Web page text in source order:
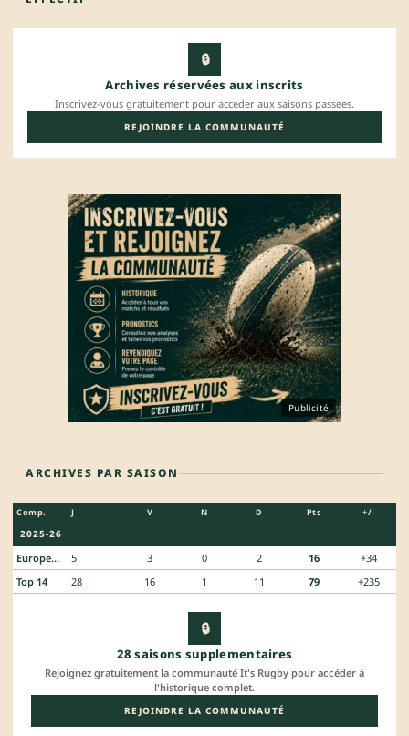
🔒
Archives réservées aux inscrits
Inscrivez-vous gratuitement pour acceder aux saisons passees.
REJOINDRE LA COMMUNAUTÉ
Publicité
ARCHIVES PAR SAISON
Comp. J V N D Pts +/-
2025-26
European Rugby Challenge Cup 5 3 0 2 16
+34
Top 14
28 16 1 11 79 +235
🔒
28 saisons supplementaires
Rejoignez gratuitement la communauté It's Rugby pour accéder à
l'historique complet.
REJOINDRE LA COMMUNAUTÉ